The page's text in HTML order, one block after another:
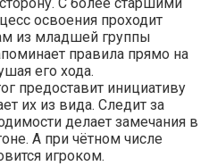
освоения проходит
из младшей группы
правила прямо на
его хода.
предоставит инициативу
их из вида. Следит за
делает замечания в
А при чётном числе
игроком.